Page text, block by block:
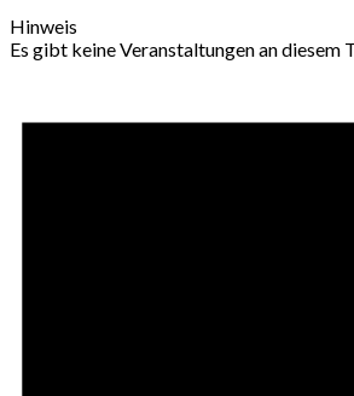
Hinweis
Es gibt keine Veranstaltungen an diesem